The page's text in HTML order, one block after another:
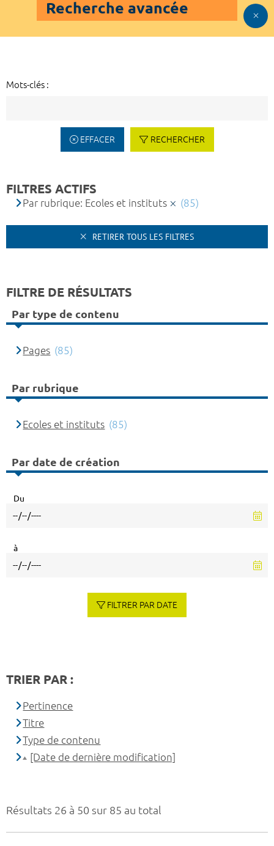
Recherche avancée
Mots-clés :
EFFACER RECHERCHER
Résultats 26 à 50 sur 85 au total
FILTRES ACTIFS
Par rubrique: Ecoles et instituts (85)
RETIRER TOUS LES FILTRES
FILTRE DE RÉSULTATS
Par type de contenu
Pages (85)
Par rubrique
Ecoles et instituts (85)
Par date de création
Du
à
FILTRER PAR DATE
TRIER PAR :
Pertinence
Titre
Type de contenu
[Date de dernière modification]